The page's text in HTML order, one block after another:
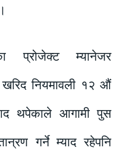
प्रोजेक्ट म्यानेजर
खरिद नियमावली १२ औं
थपेकाले आगामी पुस
गर्ने म्याद रहेपनि